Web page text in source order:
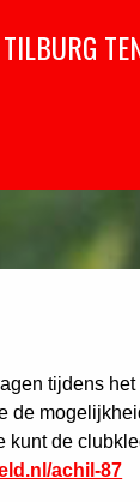
TILBURG
tijdens
de
kunt de
achil-87